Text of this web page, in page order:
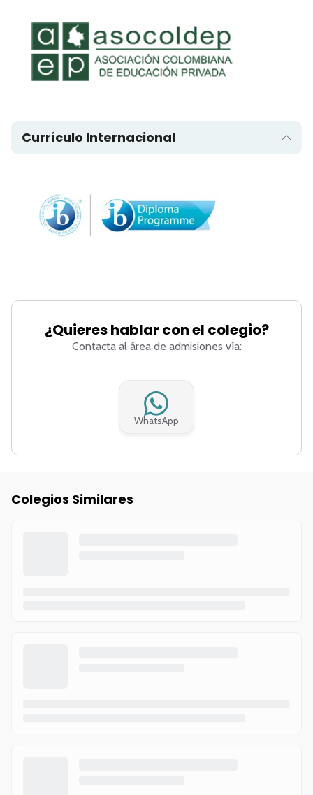
Currículo Internacional
¿Quieres hablar con el colegio?
Contacta al área de admisiones vía:
WhatsApp
Colegios Similares